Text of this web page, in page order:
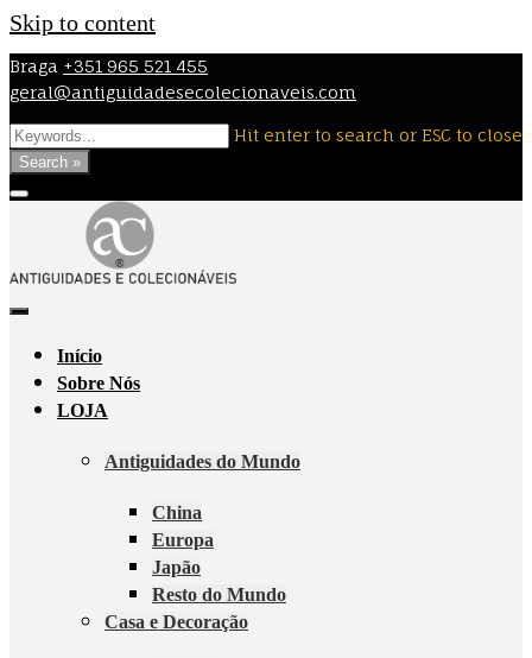
Skip to content
Braga +351 965 521 455
geral@antiguidadesecolecionaveis.com
Hit enter to search or ESC to close
Search »
Início
Sobre Nós
LOJA
Antiguidades do Mundo
China
Europa
Japão
Resto do Mundo
Casa e Decoração